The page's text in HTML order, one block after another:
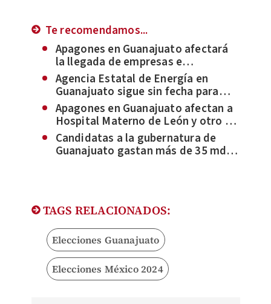
Te recomendamos...
Apagones en Guanajuato afectará
la llegada de empresas e
inversiones extranjeras: IP
Agencia Estatal de Energía en
Guanajuato sigue sin fecha para
que exista en el estado
Apagones en Guanajuato afectan a
Hospital Materno de León y otro en
Valle de Santiago; no pasó a
mayores
Candidatas a la gubernatura de
Guanajuato gastan más de 35 mdp
TAGS RELACIONADOS:
Elecciones Guanajuato
Elecciones México 2024